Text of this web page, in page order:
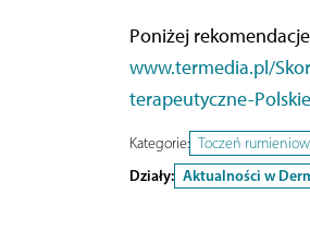
Poniżej
www.termedia.pl/
terapeutyczne-
Kategorie: Toczeń
Działy: Aktualności w